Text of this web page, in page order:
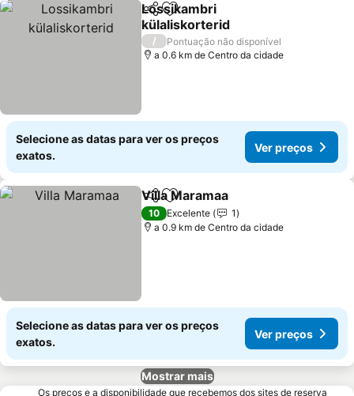
PartilharAdicionar aos favoritos
Lossikambri
külaliskorterid
/
Pontuação não disponível
a 0.6 km de Centro da cidade
Selecione as datas para ver os preços
exatos.
Ver preços
PartilharAdicionar aos favoritos
Villa Maramaa
10 Excelente
1
a 0.9 km de Centro da cidade
Selecione as datas para ver os preços
exatos.
Ver preços
Mostrar mais
Os preços e a disponibilidade que recebemos dos sites de reserva